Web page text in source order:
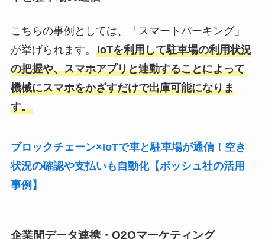
こちらの事例としては、「スマートパーキング」
が挙げられます。 IoTを利用して駐車場の利用状況
の把握や、スマホアプリと連動することによって
機械にスマホをかざすだけで出庫可能になりま
す。
ブロックチェーン×IoTで車と駐車場が通信！空き
状況の確認や支払いも自動化【ボッシュ社の活用
事例】
企業間データ連携・O2Oマーケティング